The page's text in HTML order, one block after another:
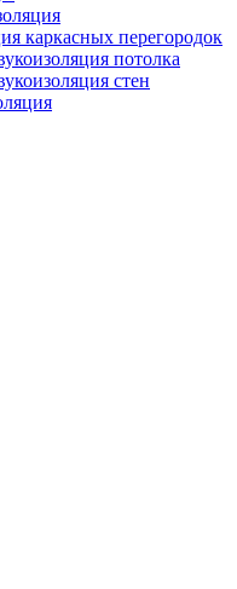
каркасных перегородок
потолка
стен